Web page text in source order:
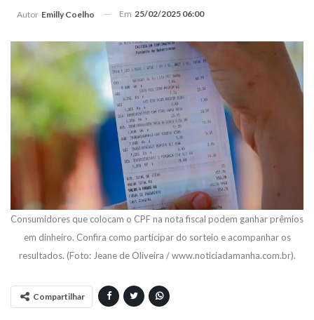
Autor Emilly Coelho Em 25/02/2025 06:00
Consumidores que colocam o CPF na nota fiscal podem ganhar prêmios
em dinheiro. Confira como participar do sorteio e acompanhar os
resultados. (Foto: Jeane de Oliveira / www.noticiadamanha.com.br).
Compartilhar